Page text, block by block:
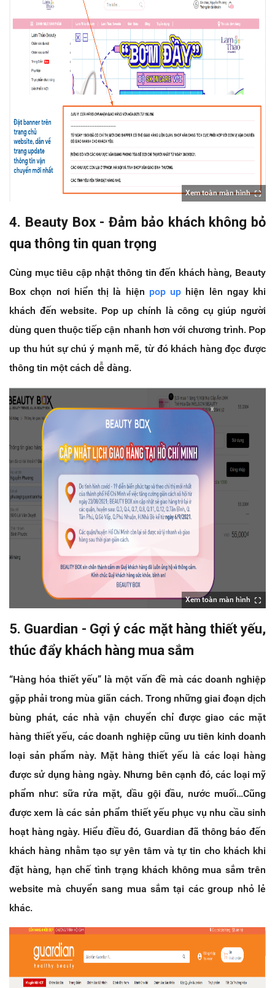
Xem toàn màn hình
4. Beauty Box - Đảm bảo khách không bỏ
qua thông tin quan trọng
Cùng mục tiêu cập nhật thông tin đến khách hàng, Beauty
Box chọn nơi hiển thị là hiện pop up hiện lên ngay khi
khách đến website. Pop up chính là công cụ giúp người
dùng quen thuộc tiếp cận nhanh hơn với chương trình. Pop
up thu hút sự chú ý mạnh mẽ, từ đó khách hàng đọc được
thông tin một cách dễ dàng.
Xem toàn màn hình
5. Guardian - Gợi ý các mặt hàng thiết yếu,
thúc đẩy khách hàng mua sắm
“Hàng hóa thiết yếu” là một vấn đề mà các doanh nghiệp
gặp phải trong mùa giãn cách. Trong những giai đoạn dịch
bùng phát, các nhà vận chuyển chỉ được giao các mặt
hàng thiết yếu, các doanh nghiệp cũng ưu tiên kinh doanh
loại sản phẩm này. Mặt hàng thiết yếu là các loại hàng
được sử dụng hàng ngày. Nhưng bên cạnh đó, các loại mỹ
phẩm như: sữa rửa mặt, dầu gội đầu, nước muối…Cũng
được xem là các sản phẩm thiết yếu phục vụ nhu cầu sinh
hoạt hàng ngày. Hiểu điều đó, Guardian đã thông báo đến
khách hàng nhằm tạo sự yên tâm và tự tin cho khách khi
đặt hàng, hạn chế tình trạng khách không mua sắm trên
website mà chuyển sang mua sắm tại các group nhỏ lẻ
khác.